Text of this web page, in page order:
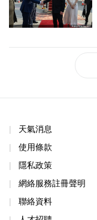
天氣消息
使用條款
隱私政策
網絡服務註冊聲明
聯絡資料